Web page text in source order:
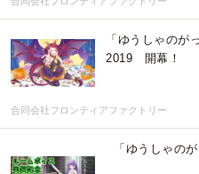
「ゆうしゃの
2019 開幕！
合同会社フロンティアファクトリー
「ゆうしゃの